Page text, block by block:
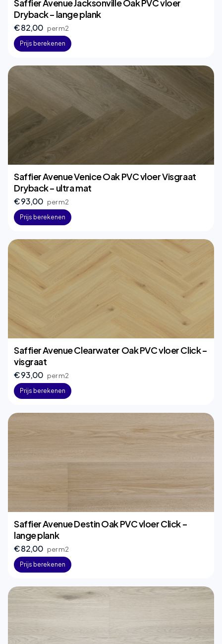
Saffier Avenue Jacksonville Oak PVC vloer
Dryback – lange plank
€ 82,00 per m2
Prijs berekenen
Saffier Avenue Venice Oak PVC vloer Visgraat
Dryback – ultra mat
€ 93,00 per m2
Prijs berekenen
Saffier Avenue Clearwater Oak PVC vloer Click –
visgraat
€ 93,00 per m2
Prijs berekenen
Saffier Avenue Destin Oak PVC vloer Click –
lange plank
€ 82,00 per m2
Prijs berekenen